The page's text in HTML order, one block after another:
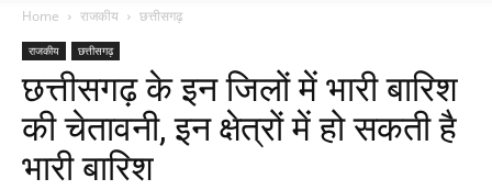
Home राजकीय छत्तीसगढ़
राजकीय छत्तीसगढ़
छत्तीसगढ़ के इन जिलों में भारी बारिश
की चेतावनी, इन क्षेत्रों में हो सकती है
भारी बारिश